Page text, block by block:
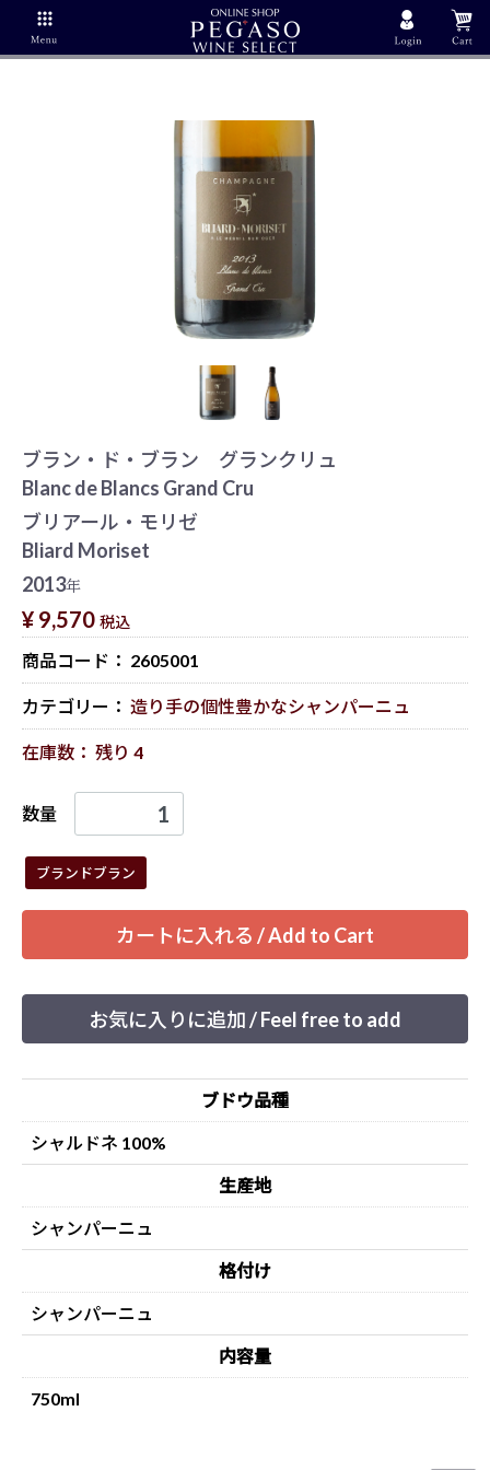
ブラン・ド・ブラン グランクリュ
Blanc de Blancs Grand Cru
ブリアール・モリゼ
Bliard Moriset
2013年
¥ 9,570 税込
商品コード： 2605001
カテゴリー： 造り手の個性豊かなシャンパーニュ
在庫数： 残り 4
数量
ブランドブラン
カートに入れる / Add to Cart
お気に入りに追加 / Feel free to add
ブドウ品種
シャルドネ 100%
生産地
シャンパーニュ
格付け
シャンパーニュ
内容量
750ml